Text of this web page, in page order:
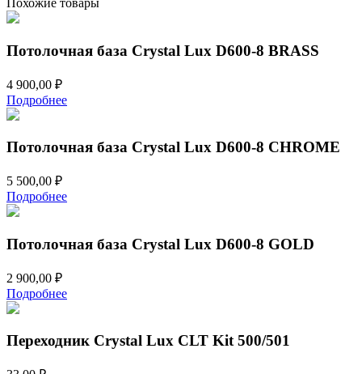
Похожие товары
Потолочная база Crystal Lux D600-8 BRASS
4 900,00 ₽
Подробнее
Потолочная база Crystal Lux D600-8 CHROME
5 500,00 ₽
Подробнее
Потолочная база Crystal Lux D600-8 GOLD
2 900,00 ₽
Подробнее
Переходник Crystal Lux CLT Kit 500/501